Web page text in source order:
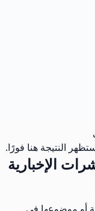
النتيجة هنا فورًا.
الإخبارية